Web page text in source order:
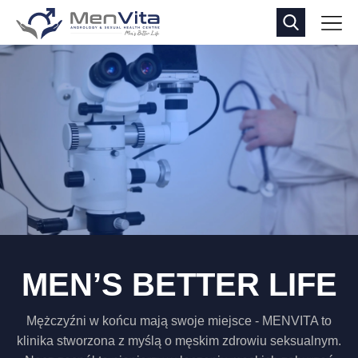
MEN’S BETTER LIFE
Mężczyźni w końcu mają swoje miejsce - MENVITA to
klinika stworzona z myślą o męskim zdrowiu seksualnym.